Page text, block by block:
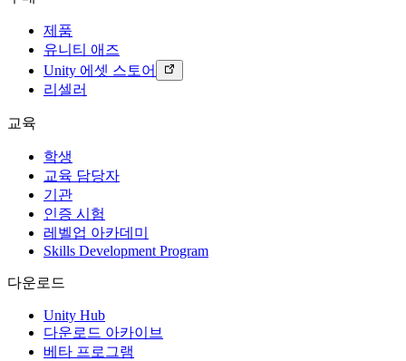
제품
유니티 애즈
Unity 에셋 스토어
리셀러
교육
학생
교육 담당자
기관
인증 시험
레벨업 아카데미
Skills Development Program
다운로드
Unity Hub
다운로드 아카이브
베타 프로그램